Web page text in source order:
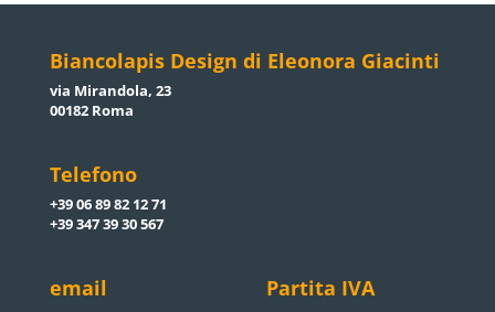
Biancolapis Design di Eleonora Giacinti
via Mirandola, 23
00182 Roma
Telefono
+39 06 89 82 12 71
+39 347 39 30 567
email Partita IVA